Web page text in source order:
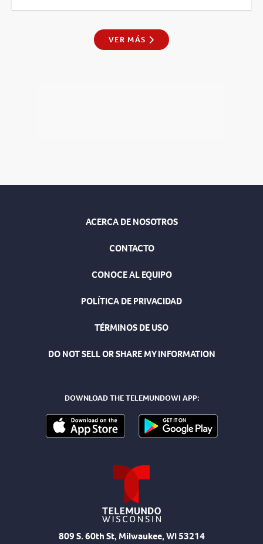
VER MÁS
ACERCA DE NOSOTROS
CONTACTO
CONOCE AL EQUIPO
POLÍTICA DE PRIVACIDAD
TÉRMINOS DE USO
DO NOT SELL OR SHARE MY INFORMATION
DOWNLOAD THE TELEMUNDOWI APP:
809 S. 60th St, Milwaukee, WI 53214